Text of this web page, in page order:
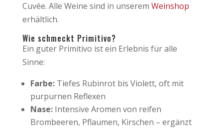
Cuvée. Alle Weine sind in unserem Weinshop
erhältlich.
Wie schmeckt Primitivo?
Ein guter Primitivo ist ein Erlebnis für alle
Sinne:
Farbe:Tiefes Rubinrot bis Violett, oft mit
purpurnen Reflexen
Nase:Intensive Aromen von reifen
Brombeeren, Pflaumen, Kirschen – ergänzt